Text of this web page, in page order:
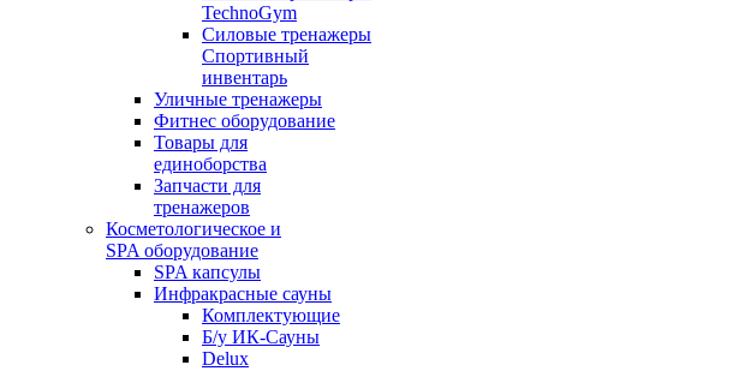
TechnoGym
Силовые тренажеры
Спортивный
инвентарь
Уличные тренажеры
Фитнес оборудование
Товары для
единоборства
Запчасти для
тренажеров
Косметологическое и
SPA оборудование
SPA капсулы
Инфракрасные сауны
Комплектующие
Б/у ИК-Сауны
Delux